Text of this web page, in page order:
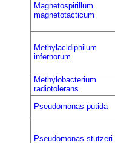
Magnetospirillum
magnetotacticum
Methylacidiphilum
infernorum
Methylobacterium
radiotolerans
Pseudomonas putida
Pseudomonas stutzeri